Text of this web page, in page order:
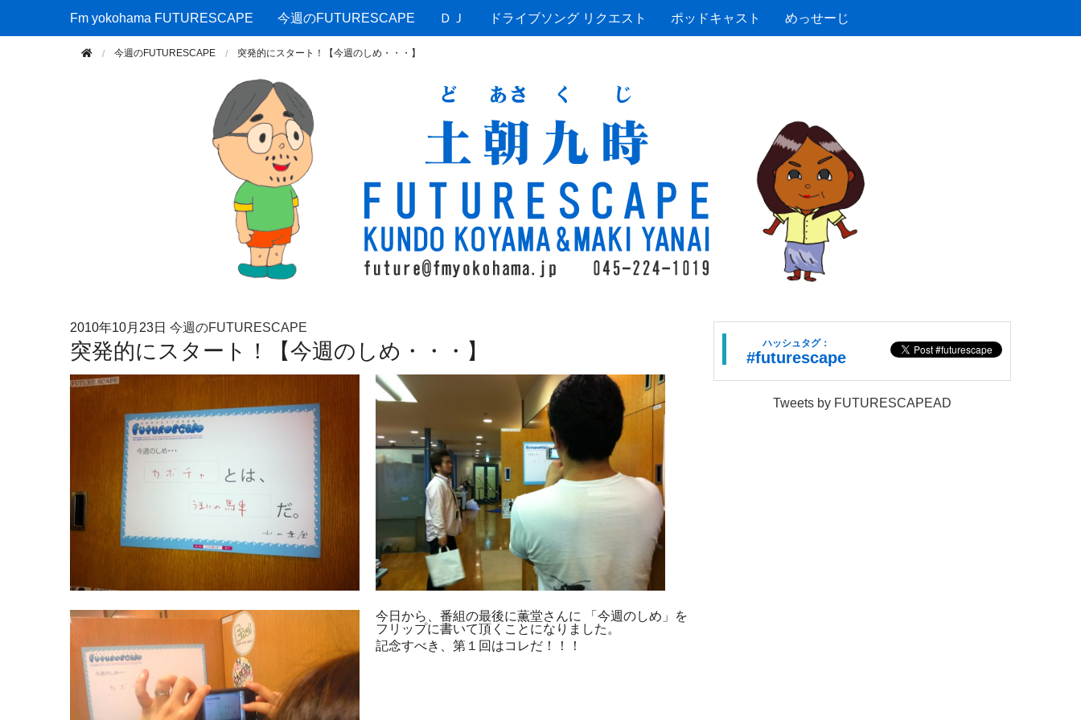
Fm yokohama FUTURESCAPE
Fm yokohama FUTURESCAPE 今週のFUTURESCAPE ＤＪ ドライブソング リクエスト ポッドキャスト めっせーじ
今週のFUTURESCAPE 突発的にスタート！【今週のしめ・・・】
2010年10月23日 今週のFUTURESCAPE
突発的にスタート！【今週のしめ・・・】
今日から、番組の最後に薫堂さんに 「今週のしめ」を
フリップに書いて頂くことになりました。
記念すべき、第１回はコレだ！！！
ハッシュタグ：
#futurescape
Tweets by FUTURESCAPEAD